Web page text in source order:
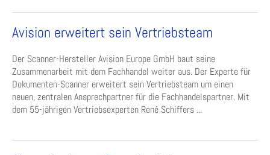
Avision erweitert sein Vertriebsteam
Der Scanner-Hersteller Avision Europe GmbH baut seine
Zusammenarbeit mit dem Fachhandel weiter aus. Der Experte für
Dokumenten-Scanner erweitert sein Vertriebsteam um einen
neuen, zentralen Ansprechpartner für die Fachhandelspartner. Mit
dem 55-jährigen Vertriebsexperten René Schiffers ...